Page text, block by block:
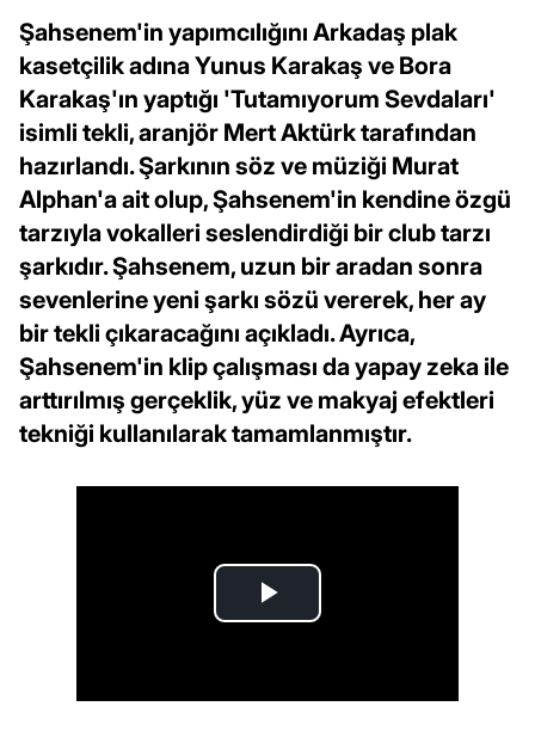
Şahsenem'in yapımcılığını Arkadaş plak
kasetçilik adına Yunus Karakaş ve Bora
Karakaş'ın yaptığı 'Tutamıyorum Sevdaları'
isimli tekli, aranjör Mert Aktürk tarafından
hazırlandı. Şarkının söz ve müziği Murat
Alphan'a ait olup, Şahsenem'in kendine özgü
tarzıyla vokalleri seslendirdiği bir club tarzı
şarkıdır. Şahsenem, uzun bir aradan sonra
sevenlerine yeni şarkı sözü vererek, her ay
bir tekli çıkaracağını açıkladı. Ayrıca,
Şahsenem'in klip çalışması da yapay zeka ile
arttırılmış gerçeklik, yüz ve makyaj efektleri
tekniği kullanılarak tamamlanmıştır.